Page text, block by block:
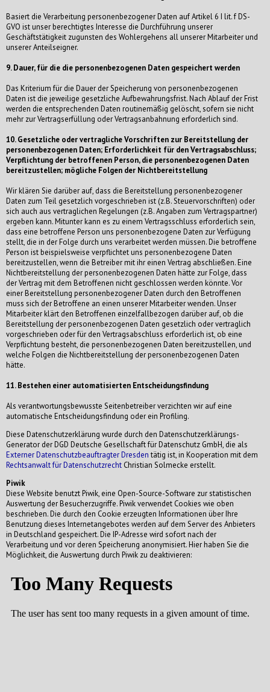
Basiert die Verarbeitung personenbezogener Daten auf Artikel 6 I lit. f DS-
GVO ist unser berechtigtes Interesse die Durchführung unserer
Geschäftstätigkeit zugunsten des Wohlergehens all unserer Mitarbeiter und
unserer Anteilseigner.
9. Dauer, für die die personenbezogenen Daten gespeichert werden
Das Kriterium für die Dauer der Speicherung von personenbezogenen
Daten ist die jeweilige gesetzliche Aufbewahrungsfrist. Nach Ablauf der Frist
werden die entsprechenden Daten routinemäßig gelöscht, sofern sie nicht
mehr zur Vertragserfüllung oder Vertragsanbahnung erforderlich sind.
10. Gesetzliche oder vertragliche Vorschriften zur Bereitstellung der
personenbezogenen Daten; Erforderlichkeit für den Vertragsabschluss;
Verpflichtung der betroffenen Person, die personenbezogenen Daten
bereitzustellen; mögliche Folgen der Nichtbereitstellung
Wir klären Sie darüber auf, dass die Bereitstellung personenbezogener
Daten zum Teil gesetzlich vorgeschrieben ist (z.B. Steuervorschriften) oder
sich auch aus vertraglichen Regelungen (z.B. Angaben zum Vertragspartner)
ergeben kann. Mitunter kann es zu einem Vertragsschluss erforderlich sein,
dass eine betroffene Person uns personenbezogene Daten zur Verfügung
stellt, die in der Folge durch uns verarbeitet werden müssen. Die betroffene
Person ist beispielsweise verpflichtet uns personenbezogene Daten
bereitzustellen, wenn die Betreiber mit ihr einen Vertrag abschließen. Eine
Nichtbereitstellung der personenbezogenen Daten hätte zur Folge, dass
der Vertrag mit dem Betroffenen nicht geschlossen werden könnte. Vor
einer Bereitstellung personenbezogener Daten durch den Betroffenen
muss sich der Betroffene an einen unserer Mitarbeiter wenden. Unser
Mitarbeiter klärt den Betroffenen einzelfallbezogen darüber auf, ob die
Bereitstellung der personenbezogenen Daten gesetzlich oder vertraglich
vorgeschrieben oder für den Vertragsabschluss erforderlich ist, ob eine
Verpflichtung besteht, die personenbezogenen Daten bereitzustellen, und
welche Folgen die Nichtbereitstellung der personenbezogenen Daten
hätte.
11. Bestehen einer automatisierten Entscheidungsfindung
Als verantwortungsbewusste Seitenbetreiber verzichten wir auf eine
automatische Entscheidungsfindung oder ein Profiling.
Diese Datenschutzerklärung wurde durch den Datenschutzerklärungs-
Generator der DGD Deutsche Gesellschaft für Datenschutz GmbH, die als
Externer Datenschutzbeauftragter Dresdentätig ist, in Kooperation mit dem
Rechtsanwalt für Datenschutzrecht Christian Solmecke erstellt.
Piwik
Diese Website benutzt Piwik, eine Open-Source-Software zur statistischen
Auswertung der Besucherzugriffe. Piwik verwendet Cookies wie oben
beschrieben. Die durch den Cookie erzeugten Informationen über Ihre
Benutzung dieses Internetangebotes werden auf dem Server des Anbieters
in Deutschland gespeichert. Die IP-Adresse wird sofort nach der
Verarbeitung und vor deren Speicherung anonymisiert. Hier haben Sie die
Möglichkeit, die Auswertung durch Piwik zu deaktivieren: